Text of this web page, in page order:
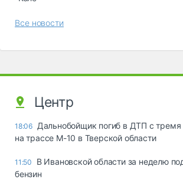
Все новости
Центр
18:06 Дальнобойщик погиб в ДТП с тремя
на трассе М-10 в Тверской области
11:50
В Ивановской области за неделю
бензин